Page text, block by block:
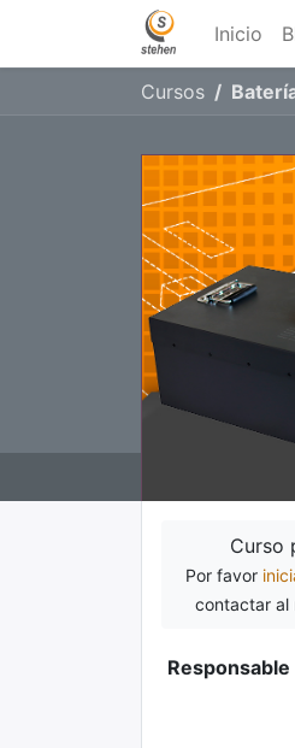
Inicio
Cursos
Curso
Por favor
contactar al
Responsable